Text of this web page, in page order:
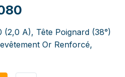
(2,0 A), Tête Poignard (38°)
Or Renforcé,